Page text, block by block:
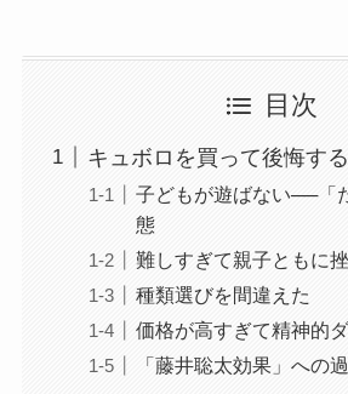
目次
キュボロを買って後悔す
子どもが遊ばない──「
態
難しすぎて親子ともに
種類選びを間違えた
価格が高すぎて精神的
「藤井聡太効果」への